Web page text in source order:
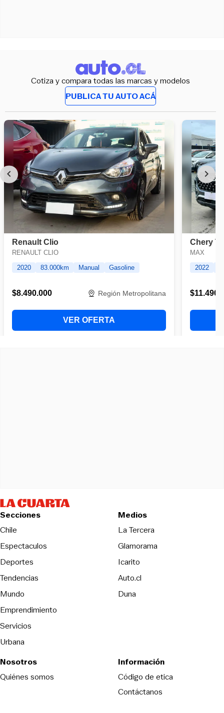
Cotiza y compara todas las marcas y modelos
PUBLICA TU AUTO ACÁ
Secciones
Chile
Espectaculos
Deportes
Tendencias
Mundo
Emprendimiento
Servicios
Urbana
Medios
La TerceraOpens in new
Glamorama
Icarito
Auto.cl
DunaOpens in new window
Nosotros
Quiénes somos
Información
Código de eticaOpens in new
Contáctanos